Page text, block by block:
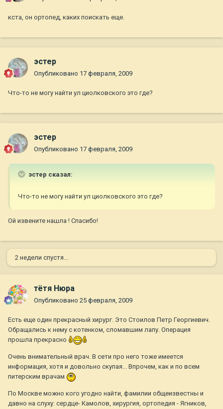
кста, он ортопед, каких поискать еще.
эстер
Опубликовано 17 февраля, 2009
Что-то не могу найти ул циолковского это где?
эстер
Опубликовано 17 февраля, 2009
эстер сказал:
Что-то не могу найти ул циолковского это где?
Ой извените нашла ! Спасибо!
2 недели спустя...
тётя Нюра
Опубликовано 25 февраля, 2009
Есть еще один прекрасный хирург. Это Стоилов Петр Георгиевич.
Обращались к нему с котенком, сломавшим лапу. Операция
прошла прекрасно
Очень внимательный врач. В сети про него тоже имеется
информация, хотя и довольно скупая... Впрочем, как и по всем
питерским врачам
По Москве можно кого угодно найти, фамилии общеизвестны и
давно на слуху: сердце- Камолов, хирургия, ортопедия - Ягников,